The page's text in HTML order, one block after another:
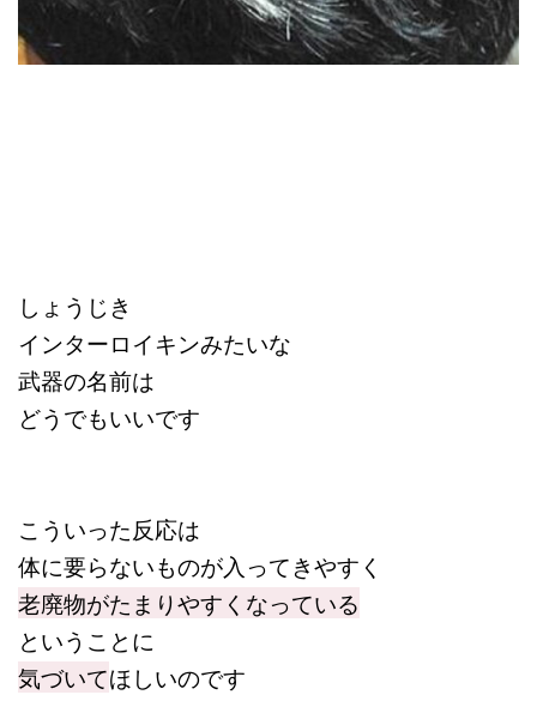
しょうじき
インターロイキンみたいな
武器の名前は
どうでもいいです
こういった反応は
体に要らないものが入ってきやすく
老廃物がたまりやすくなっている
ということに
気づいてほしいのです